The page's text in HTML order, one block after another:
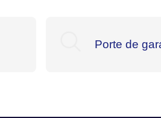
Porte de